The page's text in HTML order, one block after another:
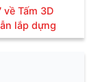
Tấm 3D
lắp dựng